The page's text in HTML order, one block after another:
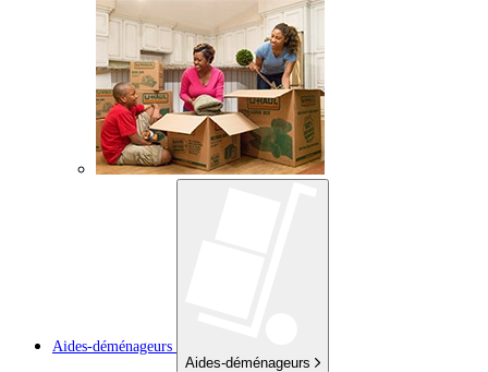
Aides-déménageurs
Aides-déménageurs